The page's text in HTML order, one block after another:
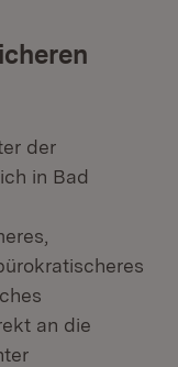
der
in Bad
an die